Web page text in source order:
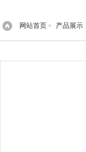
网站首页 > 产品展示